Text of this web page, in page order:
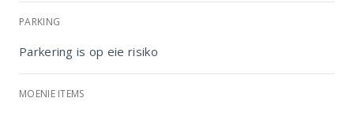
PARKING
Parkering is op eie risiko
MOENIE ITEMS